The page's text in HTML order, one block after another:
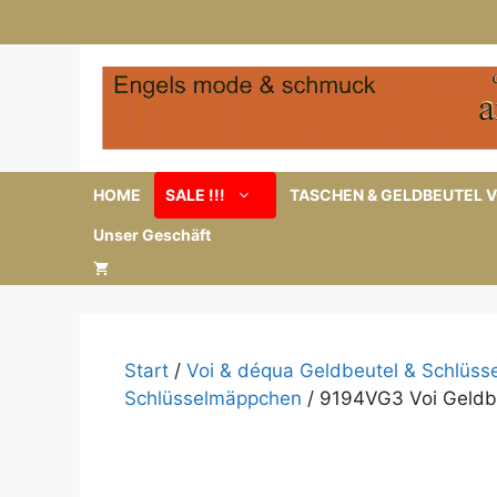
Inhalt
HOME SALE !!! TASCHEN & GELDBEUTEL
Unser Geschäft
Start / Voi & déqua Geldbeutel &
Schlüsselmäppchen / 9194VG3 Voi